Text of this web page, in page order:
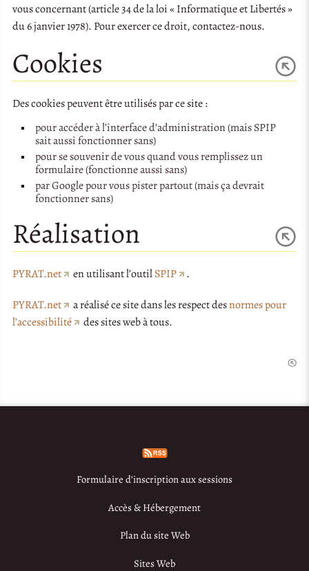
vous concernant (article 34 de la loi « Informatique et Libertés »
du 6 janvier 1978). Pour exercer ce droit, contactez-nous.
Cookies
Des cookies peuvent être utilisés par ce site :
pour accéder à l’interface d’administration (mais SPIP
sait aussi fonctionner sans)
pour se souvenir de vous quand vous remplissez un
formulaire (fonctionne aussi sans)
par Google pour vous pister partout (mais ça devrait
fonctionner sans)
Réalisation
PYRAT.net en utilisant l’outilSPIP .
PYRAT.net a réalisé ce site dans les respect desnormes pour
l’accessibilité
des sites web à tous.
Formulaire d’inscription aux sessions
Accès & Hébergement
Plan du site Web
Sites Web